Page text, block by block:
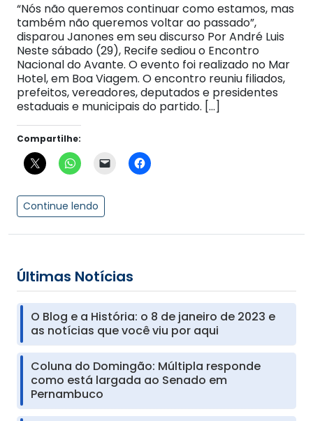
“Nós não queremos continuar como estamos, mas
também não queremos voltar ao passado”,
disparou Janones em seu discurso Por André Luis
Neste sábado (29), Recife sediou o Encontro
Nacional do Avante. O evento foi realizado no Mar
Hotel, em Boa Viagem. O encontro reuniu filiados,
prefeitos, vereadores, deputados e presidentes
estaduais e municipais do partido. […]
Compartilhe:
Continue lendo
Últimas Notícias
O Blog e a História: o 8 de janeiro de 2023 e
as notícias que você viu por aqui
Coluna do Domingão: Múltipla responde
como está largada ao Senado em
Pernambuco